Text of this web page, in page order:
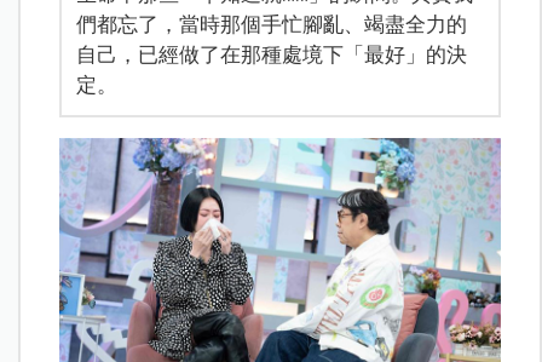
們都忘了，當時那個手忙腳亂、竭盡全力的
自己，已經做了在那種處境下「最好」的決
定。